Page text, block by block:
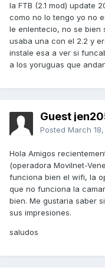
la FTB (2.1 mod) update
como no lo tengo yo no
le enlentecio, no se bien
usaba una con el 2.2 y
instale esa a ver si
a los yoruguas que
Guest
Posted March 18,
Hola Amigos
(operadora Movilnet-
funciona bien el wifi, la
que no funciona la
bien. Me gustaria saber
sus impresiones.
saludos